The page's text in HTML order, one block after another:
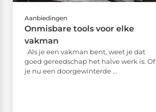
Aanbiedingen
Onmisbare tools voor elke
vakman
Als je een vakman bent, weet je dat
goed gereedschap het halve werk is. Of
je nu een doorgewinterde ...